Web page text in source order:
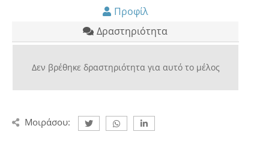
Προφίλ
Δραστηριότητα
Δεν βρέθηκε δραστηριότητα για αυτό το μέλος
Μοιράσου: